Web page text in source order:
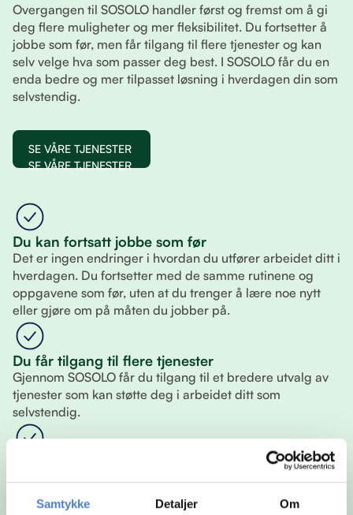
Samtykke Detaljer Om
Overgangen til SOSOLO handler først og fremst om å gi
deg flere muligheter og mer fleksibilitet. Du fortsetter å
jobbe som før, men får tilgang til flere tjenester og kan
selv velge hva som passer deg best. I SOSOLO får du en
enda bedre og mer tilpasset løsning i hverdagen din som
selvstendig.
SE VÅRE TJENESTER
SE VÅRE TJENESTER
Du kan fortsatt jobbe som før
Det er ingen endringer i hvordan du utfører arbeidet ditt i
hverdagen. Du fortsetter med de samme rutinene og
oppgavene som før, uten at du trenger å lære noe nytt
eller gjøre om på måten du jobber på.
Du får tilgang til flere tjenester
Gjennom SOSOLO får du tilgang til et bredere utvalg av
tjenester som kan støtte deg i arbeidet ditt som
selvstendig.
Du står fritt til å sette sammen din egen løsning. Det betyr
at du kun bruker tjenestene som er relevante for deg, og